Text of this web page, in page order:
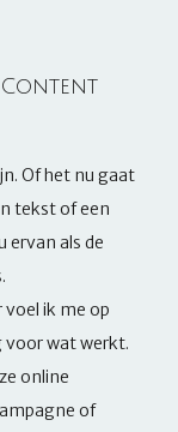
Content
Of het nu gaat
tekst of een
ervan als de
voel ik me op
voor wat werkt.
online
of